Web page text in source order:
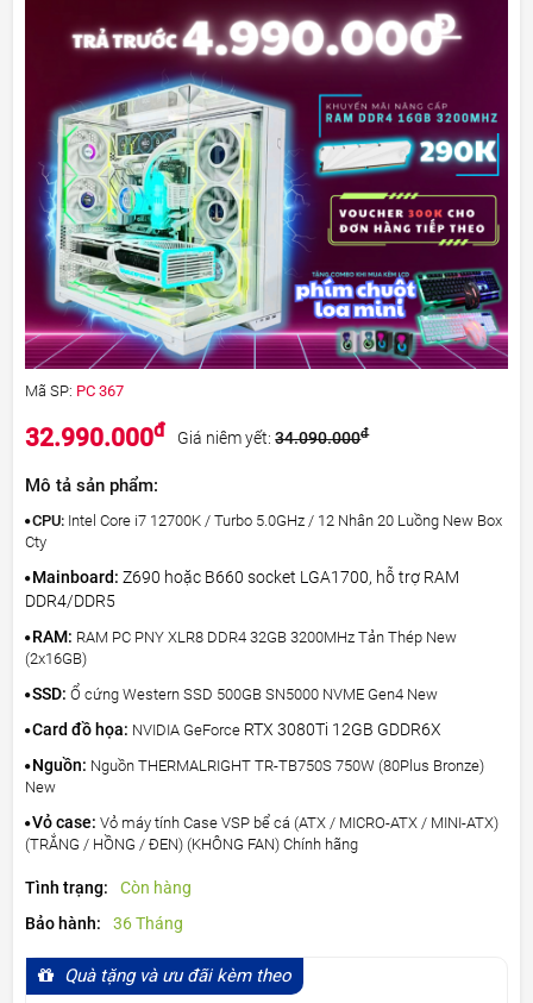
Mã SP: PC 367
32.990.000đ Giá niêm yết:34.090.000đ
Mô tả sản phẩm:
CPU: Intel Core i7 12700K / Turbo 5.0GHz / 12 Nhân 20 Luồng New Box
Cty
Mainboard: Z690 hoặc B660 socket LGA1700, hỗ trợ RAM
DDR4/DDR5
RAM: RAM PC PNY XLR8 DDR4 32GB 3200MHz Tản Thép New
(2x16GB)
SSD: Ổ cứng Western SSD 500GB SN5000 NVME Gen4 New
Card đồ họa: NVIDIA GeForce RTX 3080Ti 12GB GDDR6X
Nguồn: Nguồn THERMALRIGHT TR-TB750S 750W (80Plus Bronze)
New
Vỏ case: Vỏ máy tính Case VSP bể cá (ATX / MICRO-ATX / MINI-ATX)
(TRẮNG / HỒNG / ĐEN) (KHÔNG FAN) Chính hãng
Tình trạng:
Còn hàng
Bảo hành:
36 Tháng
Quà tặng và ưu đãi kèm theo